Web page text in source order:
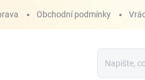
Obchodní podmínky